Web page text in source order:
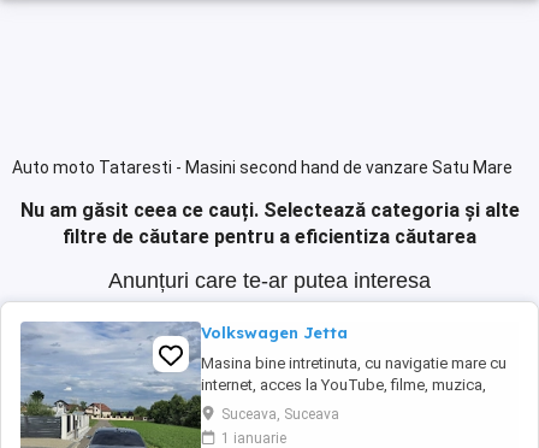
Auto moto Tataresti - Masini second hand de vanzare Satu Mare
Nu am găsit ceea ce cauți. Selectează categoria și alte
filtre de căutare pentru a eficientiza căutarea
Anunțuri care te-ar putea interesa
Volkswagen Jetta
Masina bine intretinuta, cu navigatie mare cu
internet, acces la YouTube, filme, muzica,
spotify.
Suceava, Suceava
1 ianuarie